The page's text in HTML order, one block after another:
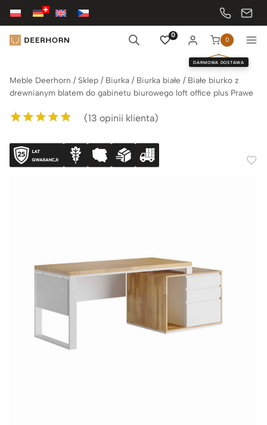
Przejdź
treści
0
0
DARMOWA DOSTAWA
Meble Deerhorn / Sklep / Biurka / Biurka białe / Białe biurko z
drewnianym blatem do gabinetu biurowego loft office plus Prawe
5.00na 5 na
podstawie
ocen klientów
(13 opinii klienta)